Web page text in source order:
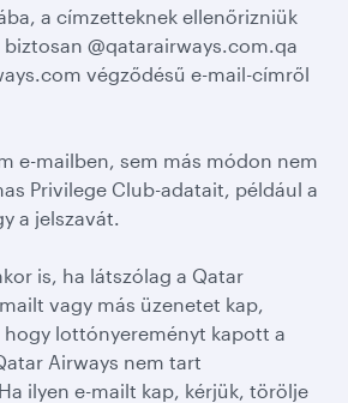
a címzetteknek ellenőrizniük
biztosan @qatarairways.com.qa
végződésű e-mail-címről
e-mailben, sem más módon nem
Privilege Club-adatait, például a
a jelszavát.
is, ha látszólag a Qatar
vagy más üzenetet kap,
lottónyereményt kapott a
Airways nem tart
ilyen e-mailt kap, kérjük, törölje